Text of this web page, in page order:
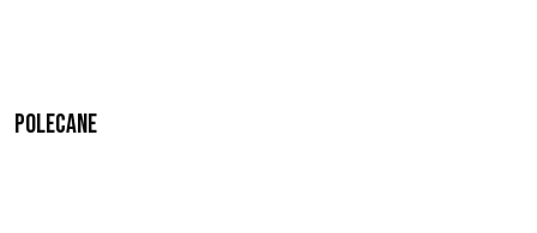
Polecane